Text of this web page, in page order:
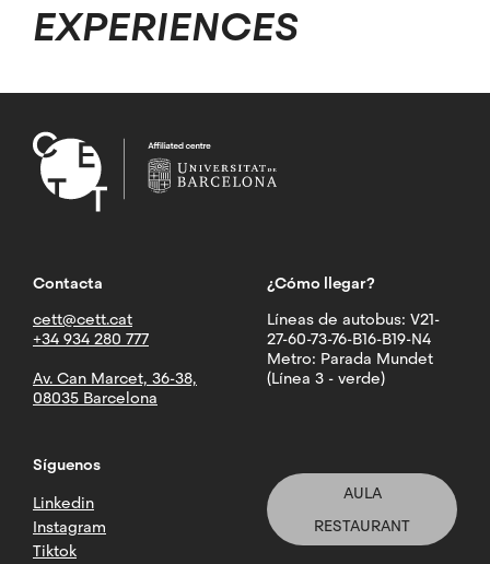
EXPERIENCES
Contacta
cett@cett.cat
+34 934 280 777
Av. Can Marcet, 36-38,
08035 Barcelona
¿Cómo llegar?
Líneas de autobus: V21-
27-60-73-76-B16-B19-N4
Metro: Parada Mundet
(Línea 3 - verde)
Síguenos
Linkedin
Instagram
Tiktok
AULA
RESTAURANT